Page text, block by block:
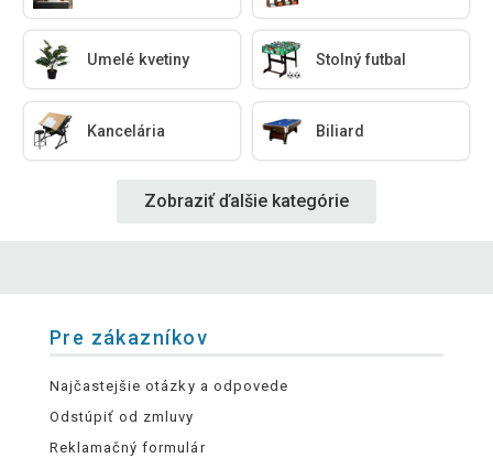
Umelé kvetiny Stolný futbal
Kancelária Biliard
Zobraziť ďalšie kategórie
Pre zákazníkov
Najčastejšie otázky a odpovede
Odstúpiť od zmluvy
Reklamačný formulár